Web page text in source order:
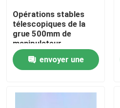
À la maison
Opérations stables
télescopiques de la
grue 500mm de
manipulateur
d'adaptabilité
d'individuenvoyer une